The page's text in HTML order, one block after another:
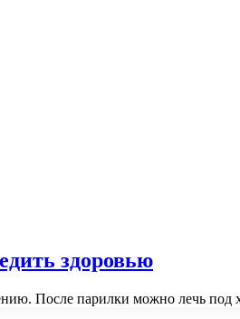
здоровью
После парилки можно лечь